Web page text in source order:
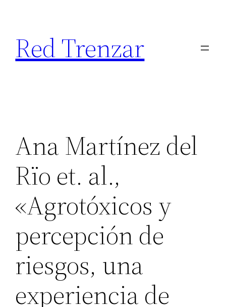
contenido
Red Trenzar
Ana Martínez del
Rïo et. al.,
«Agrotóxicos y
percepción de
riesgos, una
experiencia de